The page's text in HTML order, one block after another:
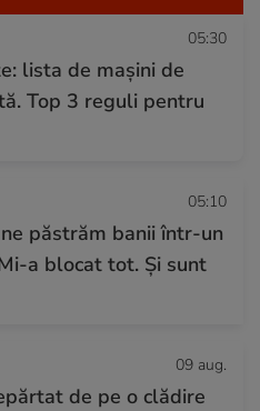
05:30
lista de mașini de
Top 3 reguli pentru
05:10
păstrăm banii într-un
a blocat tot. Și sunt
09 aug.
de pe o clădire